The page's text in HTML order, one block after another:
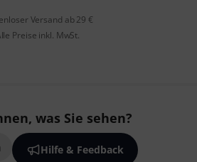
Versand ab 29 €
Preise inkl. MwSt.
was Sie sehen?
Hilfe & Feedback